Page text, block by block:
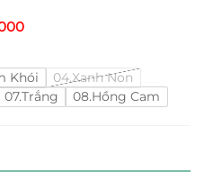
Khói
04.Xanh Non
07.Trắng
08.Hồng Cam
20tờ) số lượng